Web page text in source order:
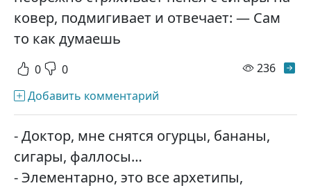
ковер, подмигивает и отвечает: — Сам
то как думаешь
0 0 236
Добавить комментарий
- Доктор, мне снятся огурцы, бананы,
сигары, фаллосы…
- Элементарно, это все архетипы,